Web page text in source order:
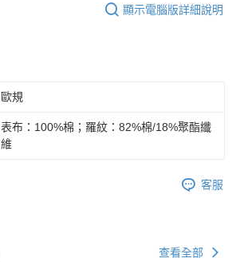
顯示電腦版詳細說明
歐規
表布：100%棉；羅紋：82%棉/18%聚酯纖
維
客服
查看全部